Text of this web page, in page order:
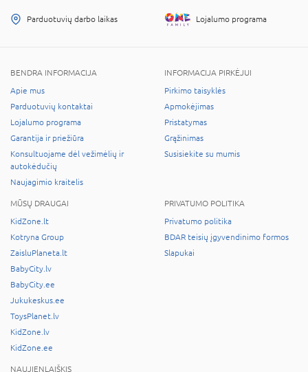
Parduotuvių darbo laikas Lojalumo programa
BENDRA INFORMACIJA
Apie mus
Parduotuvių kontaktai
Lojalumo programa
Garantija ir priežiūra
Konsultuojame dėl vežimėlių ir
autokėdučių
Naujagimio kraitelis
INFORMACIJA PIRKĖJUI
Pirkimo taisyklės
Apmokėjimas
Pristatymas
Grąžinimas
Susisiekite su mumis
MŪSŲ DRAUGAI
KidZone.lt
Kotryna Group
ZaisluPlaneta.lt
BabyCity.lv
BabyCity.ee
Jukukeskus.ee
ToysPlanet.lv
KidZone.lv
KidZone.ee
PRIVATUMO POLITIKA
Privatumo politika
BDAR teisių įgyvendinimo formos
Slapukai
NAUJIENLAIŠKIS